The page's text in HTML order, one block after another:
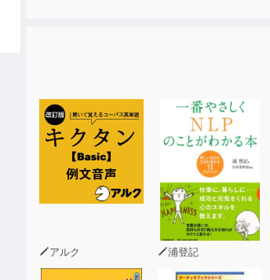
アルク 浦登記